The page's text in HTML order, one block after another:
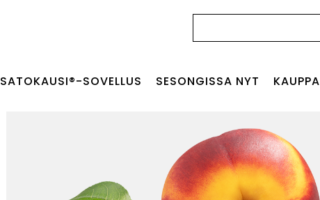
SATOKAUSI®-SOVELLUS SESONGISSA NYT KAUPPA